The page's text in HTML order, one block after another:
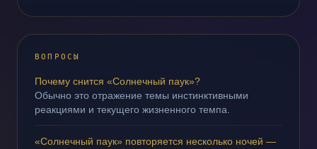
ВОПРОСЫ
Почему снится «Солнечный паук»?
Обычно это отражение темы инстинктивными
реакциями и текущего жизненного темпа.
«Солнечный паук» повторяется несколько ночей —